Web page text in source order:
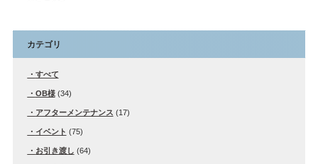
カテゴリ
すべて
OB様(34)
アフターメンテナンス (17)
イベント (75)
お引き渡し (64)